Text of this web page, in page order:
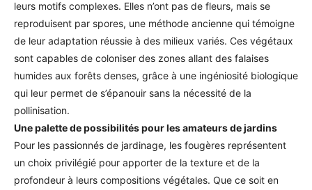
leurs motifs complexes. Elles n’ont pas de fleurs, mais se
reproduisent par spores, une méthode ancienne qui témoigne
de leur adaptation réussie à des milieux variés. Ces végétaux
sont capables de coloniser des zones allant des falaises
humides aux forêts denses, grâce à une ingéniosité biologique
qui leur permet de s’épanouir sans la nécessité de la
pollinisation.
Une palette de possibilités pour les amateurs de jardins
Pour les passionnés de jardinage, les fougères représentent
un choix privilégié pour apporter de la texture et de la
profondeur à leurs compositions végétales. Que ce soit en